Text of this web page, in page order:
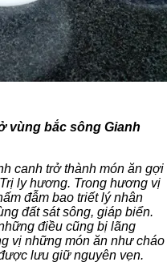
vùng bắc sông Gianh
canh trở thành món ăn gợi
ly hương. Trong hương vị
đẫm bao triết lý nhân
đất sát sông, giáp biển.
điều cũng bị lãng
vị những món ăn như cháo
lưu giữ nguyên vẹn.